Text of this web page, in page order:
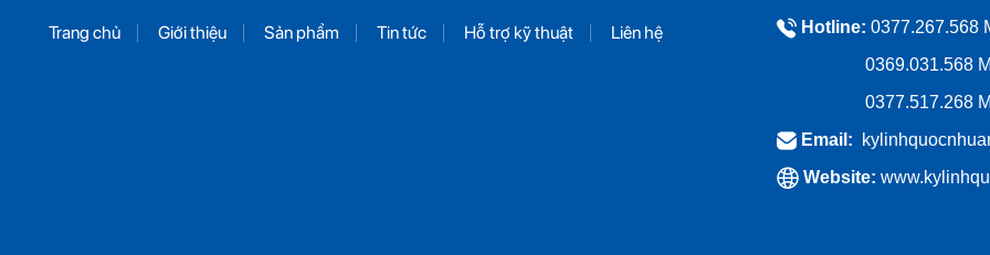
Trang chủ Giới thiệu Sản phẩm Tin tức Hỗ trợ kỹ thuật Liên hệ
Hotline: 0377.267.568
0369.031.568
0377.517.268
Email:
Website: